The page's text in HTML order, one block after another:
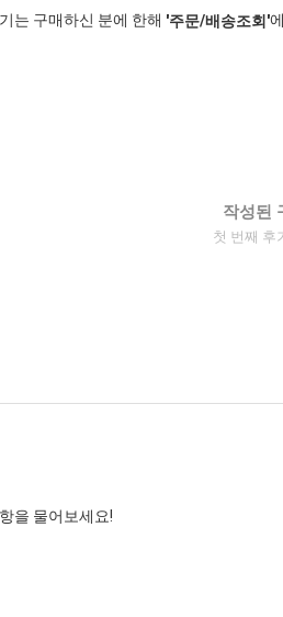
는 구매하신 분에 한해 '주문/배송조회'
작성된
첫 번째 후
을 물어보세요!